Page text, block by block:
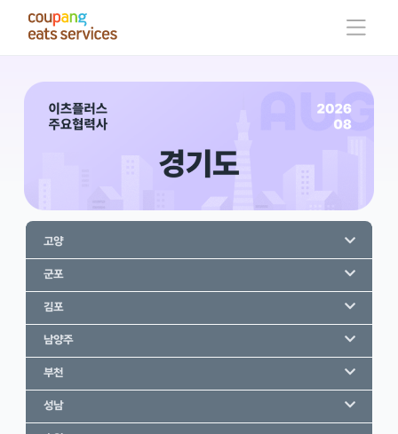
고양
군포
김포
남양주
부천
성남